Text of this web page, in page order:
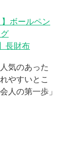
ボールペン
長財布
気のあった
やすいとこ
人の第一歩」